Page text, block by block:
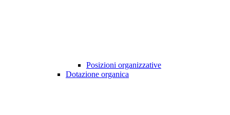
Posizioni organizzative
Dotazione organica